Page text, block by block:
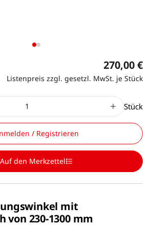
270,00 €
Listenpreis zzgl. gesetzl. MwSt. je Stück
Stück
/ Registrieren
Auf den Merkzettel
mit
von 230-1300 mm